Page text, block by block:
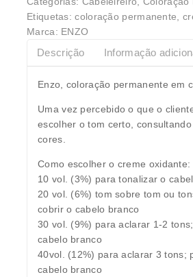
Etiquetas:coloração permanente
Marca: ENZO
Descrição Informação
Enzo, coloração permanente em
Uma vez percebido o que o
escolher o tom certo,
cores.
Como escolher o creme oxidante:
10 vol. (3%) para tonalizar o
20 vol. (6%) tom sobre tom ou
cobrir o cabelo branco
30 vol. (9%) para aclarar 1-2
cabelo branco
40vol. (12%) para aclarar 3 tons;
cabelo branco